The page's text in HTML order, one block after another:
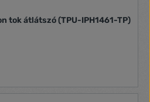
tok átlátszó (TPU-IPH1461-TP)